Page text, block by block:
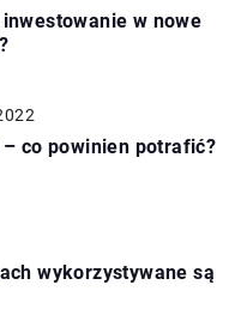
w nowe
co powinien potrafić?
wykorzystywane są